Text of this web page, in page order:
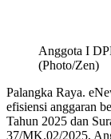
Anggota I
(Photo/Zen)
Palangka Raya.
efisiensi anggaran
Tahun 2025 dan
37/MK.02/2025,